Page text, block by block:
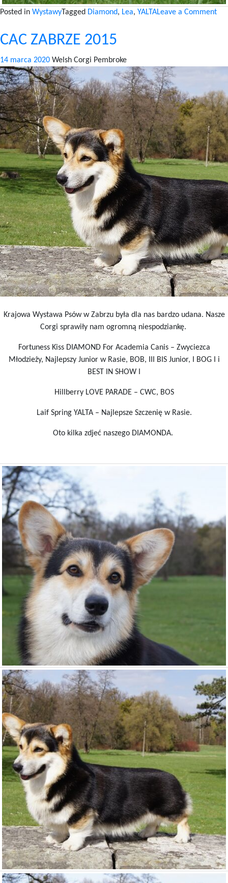
Posted in WystawyTagged Diamond, Lea, YALTALeave a Commenton
CAC ZABRZE 2015
14 marca 2020 Welsh Corgi Pembroke
Krajowa Wystawa Psów w Zabrzu była dla nas bardzo udana. Nasze
Corgi sprawiły nam ogromną niespodziankę.
Fortuness Kiss DIAMOND For Academia Canis – Zwyciezca
Młodzieży, Najlepszy Junior w Rasie, BOB, III BIS Junior, I BOG I i
BEST IN SHOW I
Hillberry LOVE PARADE – CWC, BOS
Laif Spring YALTA – Najlepsze Szczenię w Rasie.
Oto kilka zdjeć naszego DIAMONDA.